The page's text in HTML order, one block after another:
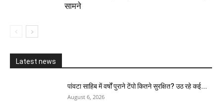
सामने
Latest news
पांवटा साहिब में वर्षों पुराने टेंपो कितने सुरक्षित? उठ रहे कई...
August 6, 2026